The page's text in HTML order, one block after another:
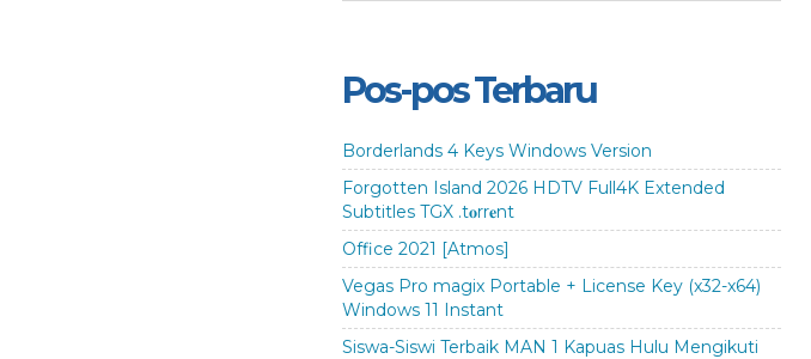
Pos-pos Terbaru
Borderlands 4 Keys Windows Version
Forgotten Island 2026 HDTV Full4K Extended
Subtitles TGX .t𝐨rr𝐞nt
Office 2021 [Atmos]
Vegas Pro magix Portable + License Key (x32-x64)
Windows 11 Instant
Siswa-Siswi Terbaik MAN 1 Kapuas Hulu Mengikuti